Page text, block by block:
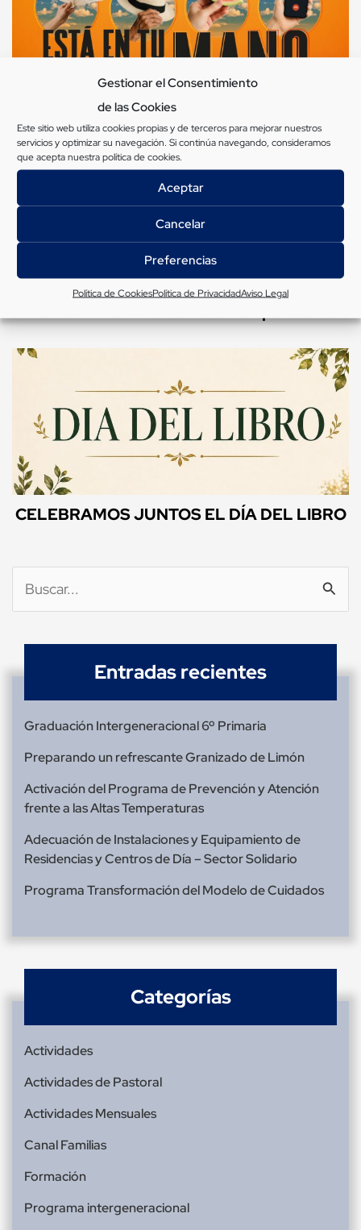
Gestionar el Consentimiento
de las Cookies
Este sitio web utiliza cookies propias y de terceros para mejorar nuestros
servicios y optimizar su navegación. Si continúa navegando, consideramos
que acepta nuestrapolítica de cookies
Aceptar
Cancelar
Preferencias
Política de CookiesPolítica de PrivacidadAviso Legal
Activación del Programa de Prevención y
Atención frente a las Altas Temperaturas
CELEBRAMOS JUNTOS EL DÍA DEL LIBRO
Buscar
por:
Entradas recientes
Graduación Intergeneracional 6º Primaria
Preparando un refrescante Granizado de Limón
Activación del Programa de Prevención y Atención
frente a las Altas Temperaturas
Adecuación de Instalaciones y Equipamiento de
Residencias y Centros de Día – Sector Solidario
Programa Transformación del Modelo de Cuidados
Categorías
Actividades
Actividades de Pastoral
Actividades Mensuales
Canal Familias
Formación
Programa intergeneracional